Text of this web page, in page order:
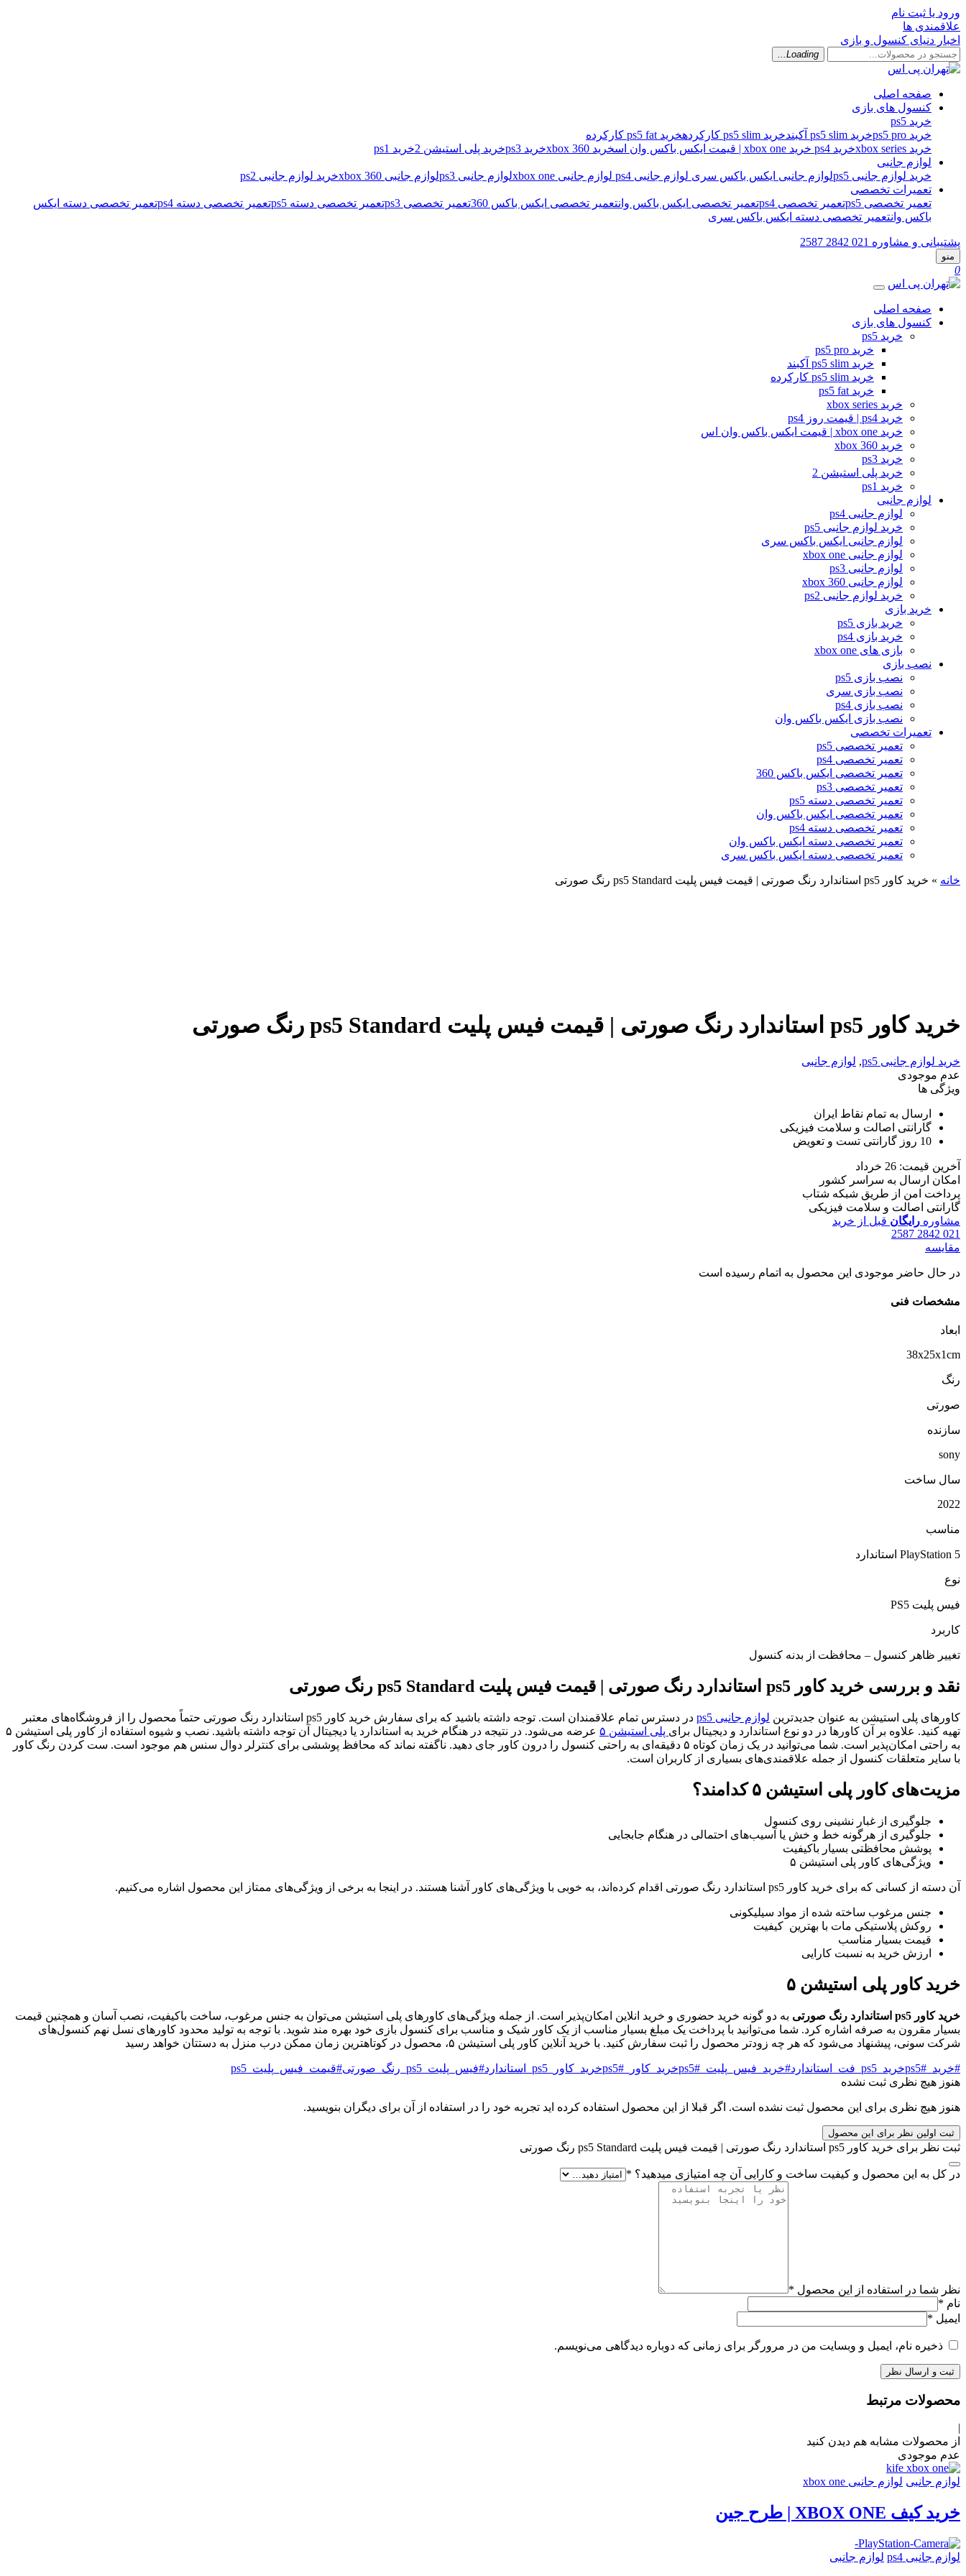
ورود یا ثبت نام
علاقمندی ها
اخبار دنیای کنسول و بازی
Loading...
صفحه اصلی
کنسول های بازی
خرید ps5
خرید ps5 pro
خرید ps5 slim آکبند خرید ps5 slim کارکرده
خرید ps5 fat کارکرده
خرید xbox series
خرید ps4 خرید xbox one | قیمت ایکس باکس وان اس خرید xbox 360 خرید ps3 خرید پلی استیشن 2
خرید ps1
لوازم جانبی
خرید لوازم جانبی ps5
لوازم جانبی ایکس باکس سری لوازم جانبی ps4 لوازم جانبی xbox one لوازم جانبی ps3 لوازم جانبی xbox 360
خرید لوازم جانبی ps2
تعمیرات تخصصی
تعمیر تخصصی ps5
تعمیر تخصصی ps4 تعمیر تخصصی ایکس باکس وانتعمیر تخصصی ایکس باکس 360 تعمیر تخصصی ps3 تعمیر تخصصی دسته ps5 تعمیر تخصصی دسته ps4
تعمیر تخصصی دسته ایکس
باکس وانتعمیر تخصصی دسته ایکس باکس سری
پشتیبانی و مشاوره 021 2842 2587
منو
0
صفحه اصلی
کنسول های بازی
خرید ps5
خرید ps5 pro
خرید ps5 slim آکبند
خرید ps5 slim کارکرده
خرید ps5 fat
خرید xbox series
خرید ps4 | قیمت روز ps4
خرید xbox one | قیمت ایکس باکس وان اس
خرید xbox 360
خرید ps3
خرید پلی استیشن 2
خرید ps1
لوازم جانبی
لوازم جانبی ps4
خرید لوازم جانبی ps5
لوازم جانبی ایکس باکس سری
لوازم جانبی xbox one
لوازم جانبی ps3
لوازم جانبی xbox 360
خرید لوازم جانبی ps2
خرید بازی
خرید بازی ps5
خرید بازی ps4
بازی های xbox one
نصب بازی
نصب بازی ps5
نصب بازی سری
نصب بازی ps4
نصب بازی ایکس باکس وان
تعمیرات تخصصی
تعمیر تخصصی ps5
تعمیر تخصصی ps4
تعمیر تخصصی ایکس باکس 360
تعمیر تخصصی ps3
تعمیر تخصصی دسته ps5
تعمیر تخصصی ایکس باکس وان
تعمیر تخصصی دسته ps4
تعمیر تخصصی دسته ایکس باکس وان
تعمیر تخصصی دسته ایکس باکس سری
خانه » خرید کاور ps5 استاندارد رنگ صورتی | قیمت فیس پلیت ps5 Standard رنگ صورتی
خرید کاور ps5 استاندارد رنگ صورتی | قیمت فیس پلیت ps5 Standard رنگ صورتی
خرید لوازم جانبی ps5 , لوازم جانبی
عدم موجودی
ویژگی ها
ارسال به تمام نقاط ایران
گارانتی اصالت و سلامت فیزیکی
10 روز گارانتی تست و تعویض
آخرین قیمت: 26 خرداد
امکان ارسال به سراسر کشور
پرداخت امن از طریق شبکه شتاب
گارانتی اصالت و سلامت فیزیکی
مشاوره رایگان قبل از خرید
021 2842 2587
مقایسه
در حال حاضر موجودی این محصول به اتمام رسیده است
مشخصات فنی
ابعاد
38x25x1cm
رنگ
صورتی
سازنده
sony
سال ساخت
2022
مناسب
PlayStation 5 استاندارد
نوع
فیس پلیت PS5
کاربرد
تغییر ظاهر کنسول – محافظت از بدنه کنسول
نقد و بررسی خرید کاور ps5 استاندارد رنگ صورتی | قیمت فیس پلیت ps5 Standard رنگ صورتی
کاورهای پلی استیشن به عنوان جدیدترین لوازم جانبی ps5
در دسترس تمام علاقمندان است. توجه داشته باشید که برای سفارش خرید کاور ps5 استاندارد رنگ صورتی حتماً محصول را از فروشگاه‌های معتبر
تهیه کنید. علاوه بر آن کاورها در دو نوع استاندارد و دیجیتال برای پلی استیشن ۵
عرضه می‌شود. در نتیجه در هنگام خرید به استاندارد یا دیجیتال آن توجه داشته باشید. نصب و شیوه استفاده از کاور پلی استیشن ۵
به راحتی امکان‌پذیر است. شما می‌توانید در یک زمان کوتاه ۵ دقیقه‌ای به راحتی کنسول را درون کاور جای دهید. ناگفته نماند که محافظ پوششی برای کنترلر دوال سنس هم موجود است. ست کردن رنگ کاور
با سایر متعلقات کنسول از جمله علاقمندی‌های بسیاری از کاربران است.
مزیت‌های کاور پلی استیشن ۵ کدامند؟
جلوگیری از غبار نشینی روی کنسول
جلوگیری از هرگونه خط و خش یا آسیب‌های احتمالی در هنگام جابجایی
پوشش محافظتی بسیار باکیفیت
ویژگی‌های کاور پلی استیشن ۵
آن دسته از کسانی که برای خرید کاور ps5 استاندارد رنگ صورتی اقدام کرده‌اند، به خوبی با ویژگی‌های کاور آشنا هستند. در اینجا به برخی از ویژگی‌های ممتاز این محصول اشاره می‌کنیم.
جنس مرغوب ساخته شده از مواد سیلیکونی
روکش پلاستیکی مات با بهترین کیفیت
قیمت بسیار مناسب
ارزش خرید به نسبت کارایی
خرید کاور پلی استیشن ۵
خرید کاور ps5 استاندارد رنگ صورتی
به دو گونه خرید حضوری و خرید انلاین امکان‌پذیر است. از جمله ویژگی‌های کاورهای پلی استیشن می‌توان به جنس مرغوب، ساخت باکیفیت، نصب آسان و همچنین قیمت
بسیار مقرون به صرفه اشاره کرد. شما می‌توانید با پرداخت یک مبلغ بسیار مناسب از یک کاور شیک و مناسب برای کنسول بازی خود بهره مند شوید. با توجه به تولید محدود کاورهای نسل نهم کنسول‌های
شرکت سونی، پیشنهاد می‌شود که هر چه زودتر محصول را ثبت سفارش کنید. با خرید آنلاین کاور پلی استیشن ۵، محصول در کوتاهترین زمان ممکن درب منزل به دستتان خواهد رسید
#خرید_ps5 #خرید_ps5_فت_استاندارد #خرید_فیس_پلیت_ps5 #خرید_کاور_ps5 #خرید_کاور_ps5_استاندارد #فیس_پلیت_ps5_رنگ_صورتی
#قیمت_فیس_پلیت_ps5
هنوز هیچ نظری ثبت نشده
هنوز هیچ نظری برای این محصول ثبت نشده است. اگر قبلا از این محصول استفاده کرده اید تجربه خود را در استفاده از آن برای دیگران بنویسید.
ثبت اولین نظر برای این محصول
ثبت نظر برای خرید کاور ps5 استاندارد رنگ صورتی | قیمت فیس پلیت ps5 Standard رنگ صورتی
در کل به این محصول و کیفیت ساخت و کارایی آن چه امتیازی میدهید؟ *
نظر شما در استفاده از این محصول *
نام *
ایمیل *
ذخیره نام، ایمیل و وبسایت من در مرورگر برای زمانی که دوباره دیدگاهی می‌نویسم.
محصولات مرتبط
|
از محصولات مشابه هم دیدن کنید
عدم موجودی
لوازم جانبی لوازم جانبی xbox one
خرید کیف XBOX ONE | طرح جین
لوازم جانبی ps4 لوازم جانبی